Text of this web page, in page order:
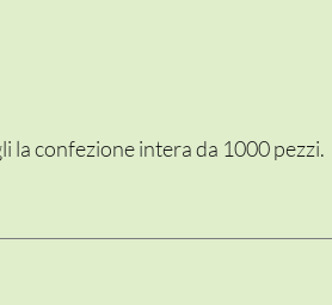
la confezione intera da 1000 pezzi.